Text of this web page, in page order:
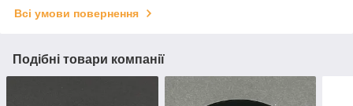
Всі умови повернення
Подібні товари компанії